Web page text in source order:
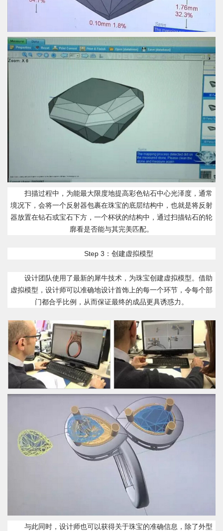
扫描过程中，为能最大限度地提高彩色钻石中心光泽度，通常
境况下，会将一个反射器包裹在珠宝的底层结构中，也就是将反射
器放置在钻石或宝石下方，一个杯状的结构中，通过扫描钻石的轮
廓看是否能与其完美匹配。
Step 3：创建虚拟模型
设计团队使用了最新的犀牛技术，为珠宝创建虚拟模型。借助
虚拟模型，设计师可以准确地设计首饰上的每一个环节，令每个部
门都合乎比例，从而保证最终的成品更具诱惑力。
与此同时，设计师也可以获得关于珠宝的准确信息，除了外型